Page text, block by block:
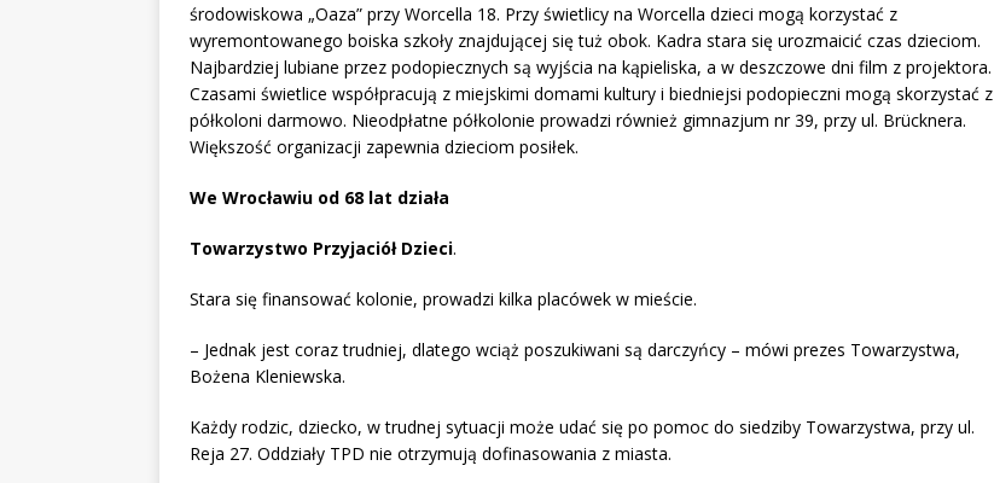
środowiskowa „Oaza” przy Worcella 18. Przy świetlicy na Worcella dzieci mogą korzystać z
wyremontowanego boiska szkoły znajdującej się tuż obok. Kadra stara się urozmaicić czas dzieciom.
Najbardziej lubiane przez podopiecznych są wyjścia na kąpieliska, a w deszczowe dni film z projektora.
Czasami świetlice współpracują z miejskimi domami kultury i biedniejsi podopieczni mogą skorzystać z
półkoloni darmowo. Nieodpłatne półkolonie prowadzi również gimnazjum nr 39, przy ul. Brücknera.
Większość organizacji zapewnia dzieciom posiłek.
We Wrocławiu od 68 lat działa
Towarzystwo Przyjaciół Dzieci.
Stara się finansować kolonie, prowadzi kilka placówek w mieście.
– Jednak jest coraz trudniej, dlatego wciąż poszukiwani są darczyńcy – mówi prezes Towarzystwa,
Bożena Kleniewska.
Każdy rodzic, dziecko, w trudnej sytuacji może udać się po pomoc do siedziby Towarzystwa, przy ul.
Reja 27. Oddziały TPD nie otrzymują dofinasowania z miasta.